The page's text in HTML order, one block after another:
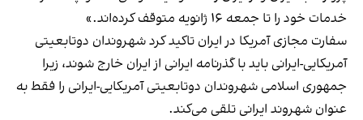
خدمات خود را تا جمعه ۱۶ ژانویه متوقف کرده‌اند.»
سفارت مجازی آمریکا در ایران تاکید کرد شهروندان دوتابعیتی
آمریکایی-ایرانی باید با گذرنامه ایرانی از ایران خارج شوند، زیرا
جمهوری اسلامی شهروندان دوتابعیتی آمریکایی-ایرانی را فقط به
عنوان شهروند ایرانی تلقی می‌کند.